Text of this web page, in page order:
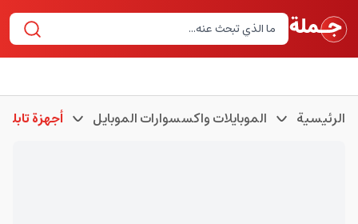
الرئيسية الموبايلات واكسسوارات الموبايل أجهزة تابلت